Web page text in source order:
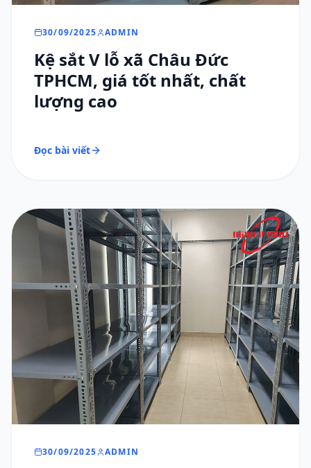
30/09/2025 ADMIN
Kệ sắt V lỗ xã Châu Đức
TPHCM, giá tốt nhất, chất
lượng cao
Đọc bài viết
30/09/2025 ADMIN